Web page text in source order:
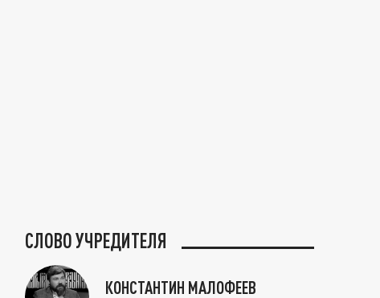
СЛОВО УЧРЕДИТЕЛЯ
КОНСТАНТИН МАЛОФЕЕВ